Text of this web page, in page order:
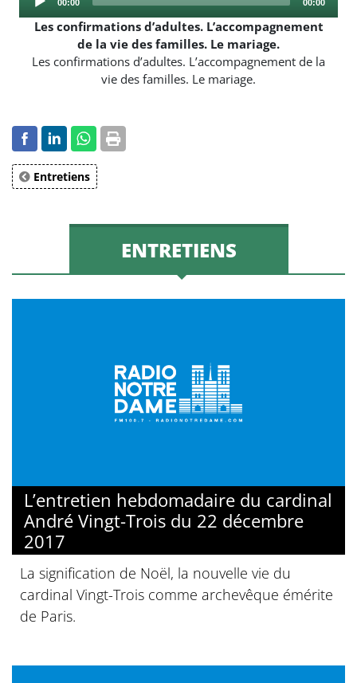
Player
00:00 00:00
Les confirmations d’adultes. L’accompagnement
de la vie des familles. Le mariage.
Les confirmations d’adultes. L’accompagnement de la
vie des familles. Le mariage.
Entretiens
ENTRETIENS
L’entretien hebdomadaire du cardinal
André Vingt-Trois du 22 décembre
2017
La signification de Noël, la nouvelle vie du
cardinal Vingt-Trois comme archevêque émérite
de Paris.